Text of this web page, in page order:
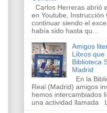
Carlos Herreras abrió
en Youtube, Instrucción
continuar siendo el
había sido hasta qu...
Amigos
Libros que
Biblioteca
Madrid
En la
Real (Madrid) amigos
hemos intercambiados
una actividad llamada